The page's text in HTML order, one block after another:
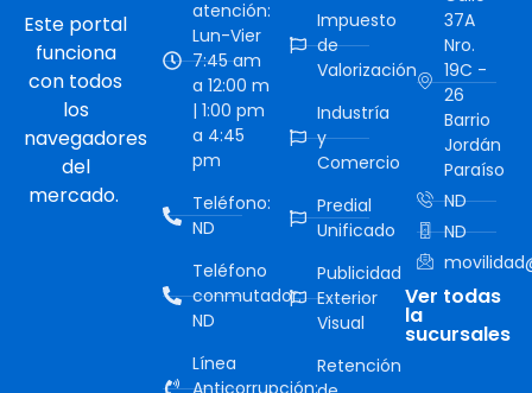
Este portal
funciona
con todos
los
navegadores
del
mercado.
atención:
Lun-Vier
7:45 am
a 12:00 m
| 1:00 pm
a 4:45
pm
Teléfono:
ND
Teléfono
conmutador:
ND
Línea
Anticorrupción:
Impuesto
de
Valorización
Industría
y
Comercio
Predial
Unificado
Publicidad
Exterior
Visual
Retención
37A
Nro.
19C -
26
Barrio
Jordán
Paraíso
ND
ND
Ver todas
la
sucursales